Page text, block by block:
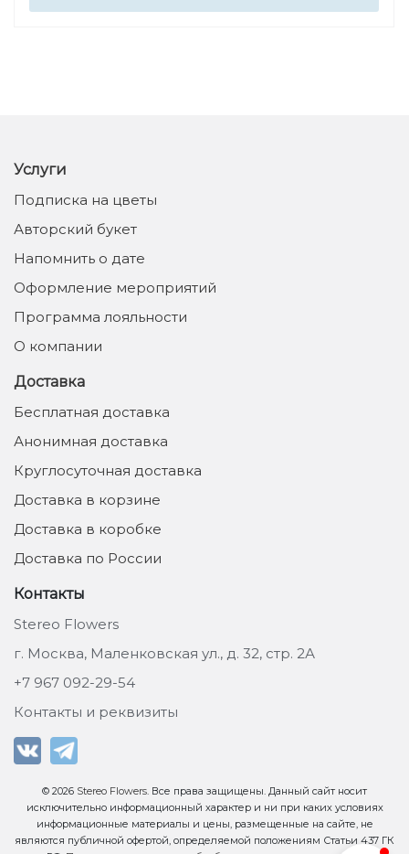
Услуги
Подписка на цветы
Авторский букет
Напомнить о дате
Оформление мероприятий
Программа лояльности
О компании
Доставка
Бесплатная доставка
Анонимная доставка
Круглосуточная доставка
Доставка в корзине
Доставка в коробке
Доставка по России
Контакты
Stereo Flowers
г. Москва, Маленковская ул., д. 32, стр. 2А
+7 967 092-29-54
Контакты и реквизиты
© 2026 Stereo Flowers. Все права защищены. Данный сайт носит
исключительно информационный характер и ни при каких условиях
информационные материалы и цены, размещенные на сайте, не
являются публичной офертой, определяемой положениям Статьи 437 ГК